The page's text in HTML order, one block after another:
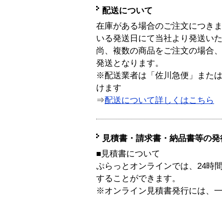
配送について
在庫がある場合のご注文につき
いる発送日にて当社より発送い
尚、複数の商品をご注文の場合
発送となります。
※配送業者は「佐川急便」また
けます
⇒配送について詳しくはこちら
見積書・請求書・納品書等の
■見積書について
ぷらっとオンラインでは、24時
することができます。
※オンライン見積書発行には、